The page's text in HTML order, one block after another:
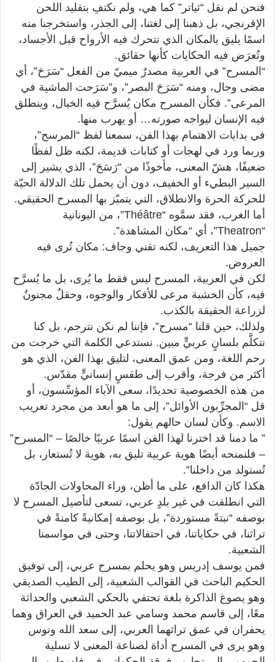
فنحن لم نقل “ثياتر” كما هي، ولم نكتفِ بتقليد اللحن
الإفرنجي، بل ذهبنا إلى لغتنا، إلى الجذر، واستخرجنا منه
اسمًا يليق بالمكان الذي تتحرك فيه الأرواح قبل الأجساد،
وتُعرَض فيه الحكايات كأنها حقائق.
“المسرح” في العربية مصدرٌ ميميّ من الفعل “سَرَحَ”، أي
مضى وجال، ومنه “سَرَحَ البصر”، و”سَرَحت الماشية في
المرعى”. فكأن المسرح مكان يُسرَّح فيه الخيال، وينطلق
فيه الإنسان ليواجه صورته… أو يهرب منها.
في بدايات الاهتمام بهذا الفن، سمعنا لفظ “المرسح”،
وربما ورد في لهجات أو كتابات قديمة، لكنه ظل لفظًا
ضعيفًا، هشّ المعنى، مأخوذًا من “رَسَحَ”، الذي يشير إلى
السير البطيء أو الخفيف، دون أن يحمل تلك الدلالة الحيّة
للحركة الحرة والانطلاق، التي يتميّز بها المسرح الحقيقي.
أما الغرب، فقد سمَّوه “Théâtre”، من اليونانية
“Theatron”، أي “مكان المشاهدة”.
جميل هذا التعريف، لكنه تقني وجاف: مكان تُرى فيه
العروض.
لكن في العربية، المسرح ليس فقط ما يُرى، بل ما يُسرَّح
فيه، كأن الخشبة مرعى للأفكار والوجوه، وحقلٌ مجنونٌ
لزراعة الحقيقة بالكذب.
ولذلك، حين قلنا “مسرح”، فإننا لم نكن نترجم، بل كنا
نتكلَّم بلسانٍ عربيٍّ مبين. نستدعي الكلمة التي خرجت من
رحم اللغة، ومن عمق المعنى، لتليق بهذا الفن، الذي هو
أكثر من فرجة، وأقرب إلى طقسٍ إنسانيٍّ مقدّس.
من هذه الخصوصية تحديدًا، سعى الآباء المؤسِّسون، أو
قل “المجرِّبون الأوائل”، إلى ما هو أبعد من مجرد تعريب
الاسم. وكأن لسان حالهم يقول:
” ما دمنا قد اخترنا لهذا الفن اسمًا عربيًا خالصًا – “المسرح”
– فلنمنحه أيضًا هوية عربية تليق به، هوية لا تُستعار، بل
تُستولد من داخلنا”.
هكذا كان الدافع، على ما أظن، وراء المحاولات الجادّة
التي انطلقت في غير بلدٍ عربي، تسعى لتأصيل المسرح لا
بوصفه “نبتةً مستوردة”، بل بوصفه إمكانيةً كامنةً في
تراثنا، في حكاياتنا، في احتفالاتنا، وحتى في مواسمنا
الشعبية.
فمن يوسف إدريس وهو يحلم بمسرح عربي، إلى توفيق
الحكيم الباحث في القوالب الشعبية، إلى الطيب الصديقي
وهو يصوغ الذاكرة بلغة تحتفي بالحكي الشعبي والحداثة
معًا، إلى قاسم محمد وسامي عبد الحميد في العراق وهما
يحفران في عمق تراثهما العربي، إلى سعد الله ونوس
وهو يرى في المسرح أداة لصناعة المعنى لا تسلية